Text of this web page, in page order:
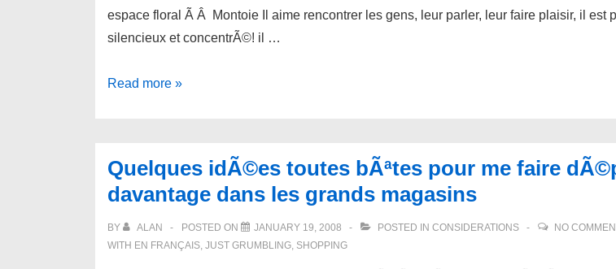
espace floral Ã Â Montoie Il aime rencontrer les gens, leur parler, leur faire plaisir, il est
silencieux et concentrÃ©! il …
PrÃ©cipitez-
Ã Â
Lausanne
Read more »
Quelques idÃ©es toutes bÃªtes pour me faire
davantage dans les grands magasins
BY ALAN POSTED ON JANUARY 19, 2008 POSTED IN CONSIDERATIONS NO
WITH EN FRANÇAIS, JUST GRUMBLING, SHOPPING